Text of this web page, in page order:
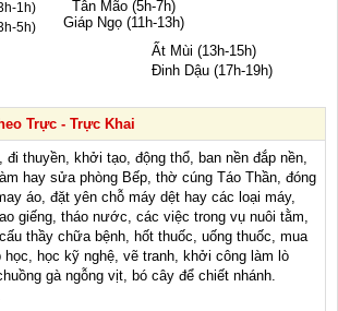
1h)
5h)
Tân Mão (5h-7h)
Giáp Ngọ (11h-13h)
Ất Mùi (13h-15h)
Đinh Dậu (17h-19h)
Trực - Trực Khai
đi thuyền, khởi tạo, động thổ, ban nền đắp nền,
hay sửa phòng Bếp, thờ cúng Táo Thần, đóng
áo, đặt yên chỗ máy dệt hay các loại máy,
giếng, tháo nước, các việc trong vụ nuôi tằm,
thầy chữa bệnh, hốt thuốc, uống thuốc, mua
học kỹ nghệ, vẽ tranh, khởi công làm lò
gà ngỗng vịt, bó cây để chiết nhánh.